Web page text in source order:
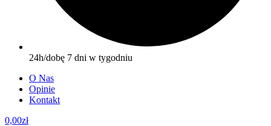
24h/dobę 7 dni w tygodniu
O Nas
Opinie
Kontakt
0,00zł